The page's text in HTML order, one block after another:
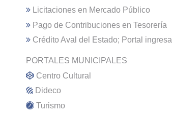
Licitaciones en Mercado Público
Pago de Contribuciones en Tesorería
Crédito Aval del Estado; Portal ingresa
PORTALES MUNICIPALES
Centro Cultural
Dideco
Turismo